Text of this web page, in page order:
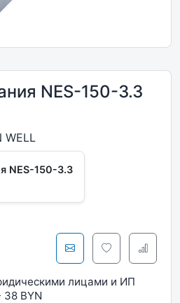
NES-150-3.3
WELL
NES-150-3.3
лицами и ИП
BYN